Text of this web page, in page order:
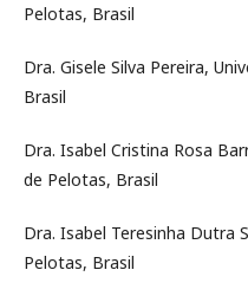
Pelotas, Brasil
Dra. Gisele Silva Pereira,
Brasil
Dra. Isabel Cristina Rosa
de Pelotas, Brasil
Dra. Isabel Teresinha Dutra
Pelotas, Brasil